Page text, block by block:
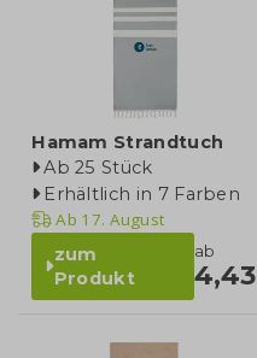
Hamam Strandtuch
Ab 25 Stück
Erhältlich in 7 Farben
Ab 17. August
zum
Produkt
ab
4,43